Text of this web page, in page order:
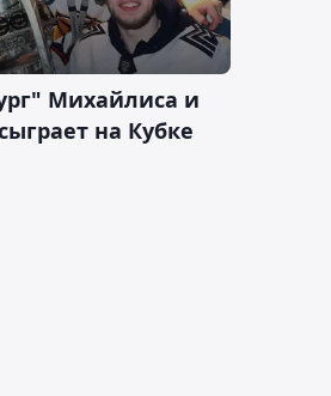
Михайлиса и
на Кубке